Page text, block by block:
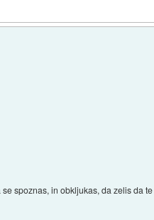
spoznas, in obkljukas, da zelis da te